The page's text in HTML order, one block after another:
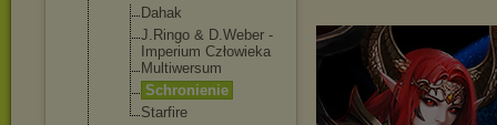
Dahak
J.Ringo & D.Weber -
Imperium Człowieka
Multiwersum
Schronienie
Starfire